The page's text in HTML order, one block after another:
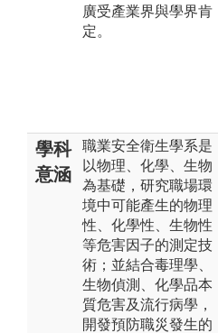
廣受產業界與學界肯
定。
學科
意涵
職業安全衛生學系是
以物理、化學、生物
為基礎，研究職場環
境中可能產生的物理
性、化學性、生物性
等危害因子的測定技
術；並結合毒理學、
生物偵測、化學品本
質危害及流行病學，
開發預防職災發生的